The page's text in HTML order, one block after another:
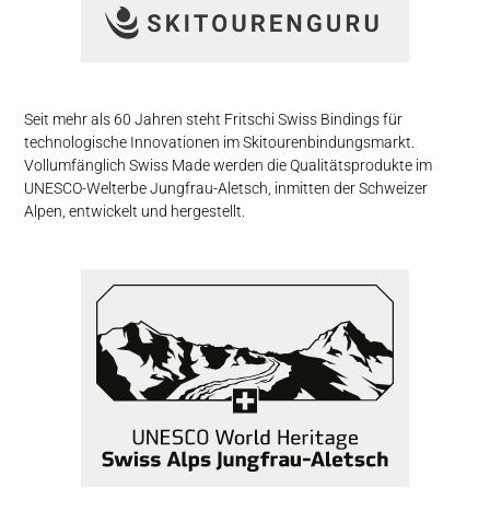
Seit mehr als 60 Jahren steht Fritschi Swiss Bindings für
technologische Innovationen im Skitouren­bindungs­markt.
Vollumfänglich Swiss Made werden die Qualitäts­produkte im
UNESCO-Welterbe Jungfrau-Aletsch, inmitten der Schweizer
Alpen, entwickelt und hergestellt.